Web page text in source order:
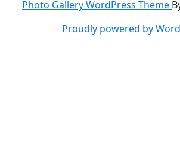
Photo Gallery WordPress Theme
Proudly powered by